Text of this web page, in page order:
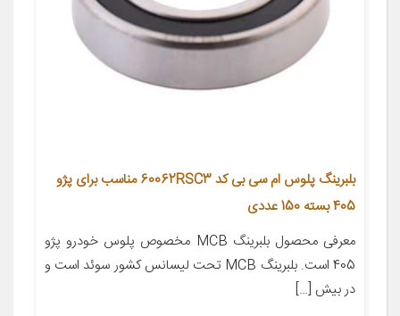
بلبرینگ پلوس ام سی بی کد 60062RSC3 مناسب برای پژو
405 بسته 150 عددی
معرفی محصول بلبرینگ MCB مخصوص پلوس خودرو پژو
405 است. بلبرینگ MCB تحت لیسانس کشور سوئد است و
در بیش […]